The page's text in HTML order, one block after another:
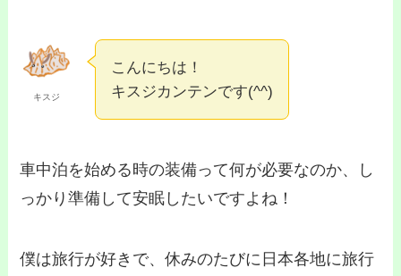
キスジ
こんにちは！
キスジカンテンです(^^)
車中泊を始める時の装備って何が必要なのか、し
っかり準備して安眠したいですよね！
僕は旅行が好きで、休みのたびに日本各地に旅行